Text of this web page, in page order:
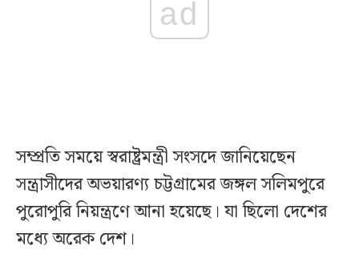
ad
সম্প্রতি সময়ে স্বরাষ্ট্রমন্ত্রী সংসদে জানিয়েছেন
সন্ত্রাসীদের অভয়ারণ্য চট্টগ্রামের জঙ্গল সলিমপুরে
পুরোপুরি নিয়ন্ত্রণে আনা হয়েছে। যা ছিলো দেশের
মধ্যে অরেক দেশ।